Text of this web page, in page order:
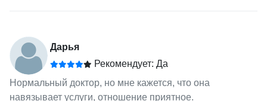
Дарья
Рекомендует: Да
Нормальный доктор, но мне кажется, что она
навязывает услуги, отношение приятное.